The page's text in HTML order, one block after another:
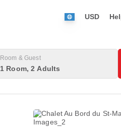
USD
Room & Guest
1 Room, 2 Adults